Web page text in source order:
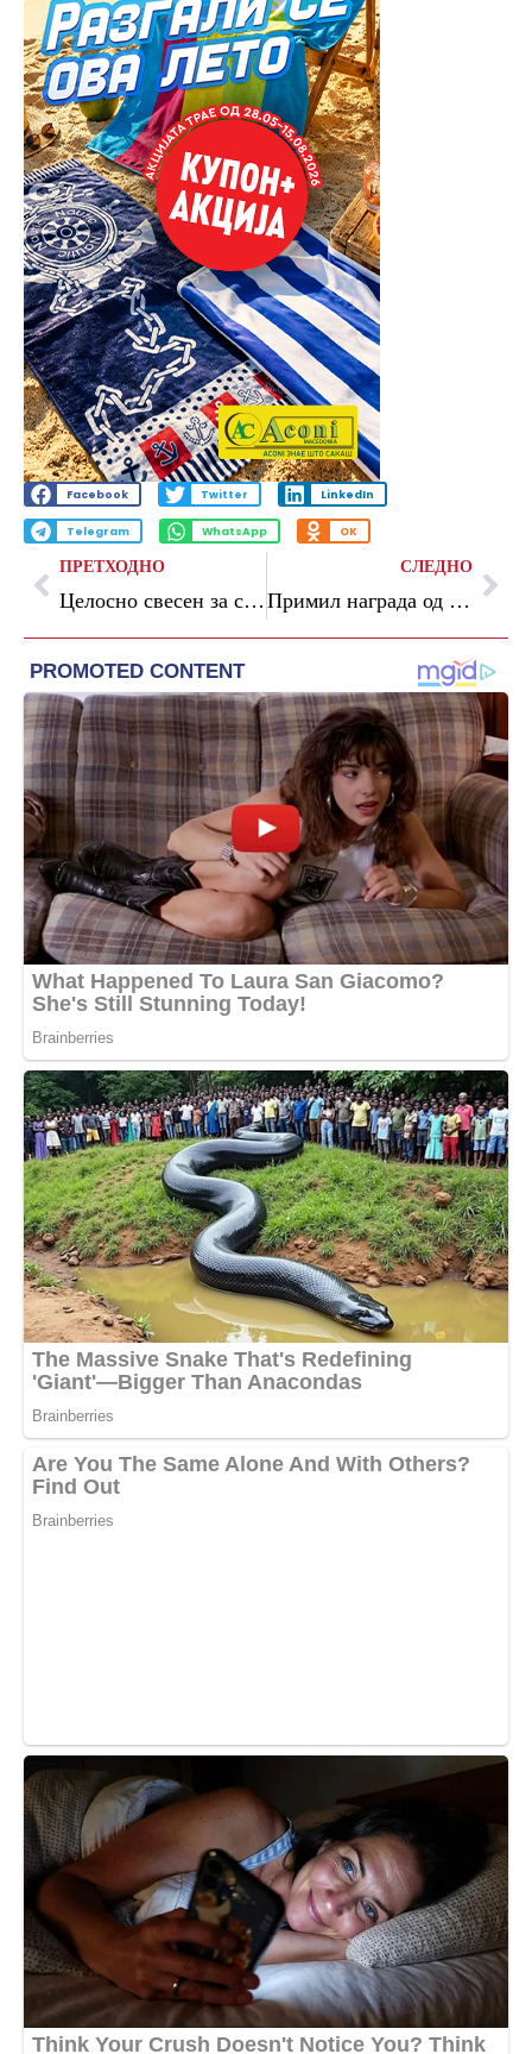
Facebook Twitter LinkedIn
Telegram WhatsApp OK
ПРЕТХОДНО
Целосно свесен за сложеноста на реалниот живот, Мицкоски се пофали дека сме меѓу првите пет земји во Европа по раст на БДП
СЛЕДНО
Примил награда од над 111.000 денари: Обвинителството бара притвор за Богоев и останатите осомничени во Царина